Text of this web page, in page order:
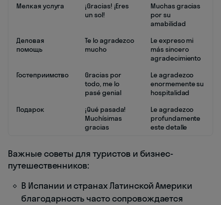
Мелкая услуга
¡Gracias! ¡Eres
un sol!
Muchas gracias
por su
amabilidad
Деловая
помощь
Te lo agradezco
mucho
Le expreso mi
más sincero
agradecimiento
Гостеприимство
Gracias por
todo, me lo
pasé genial
Le agradezco
enormemente su
hospitalidad
Подарок
¡Qué pasada!
Muchísimas
gracias
Le agradezco
profundamente
este detalle
Важные советы для туристов и бизнес-
путешественников:
В Испании и странах Латинской Америки
благодарность часто сопровождается